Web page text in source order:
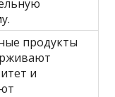
продукты
и